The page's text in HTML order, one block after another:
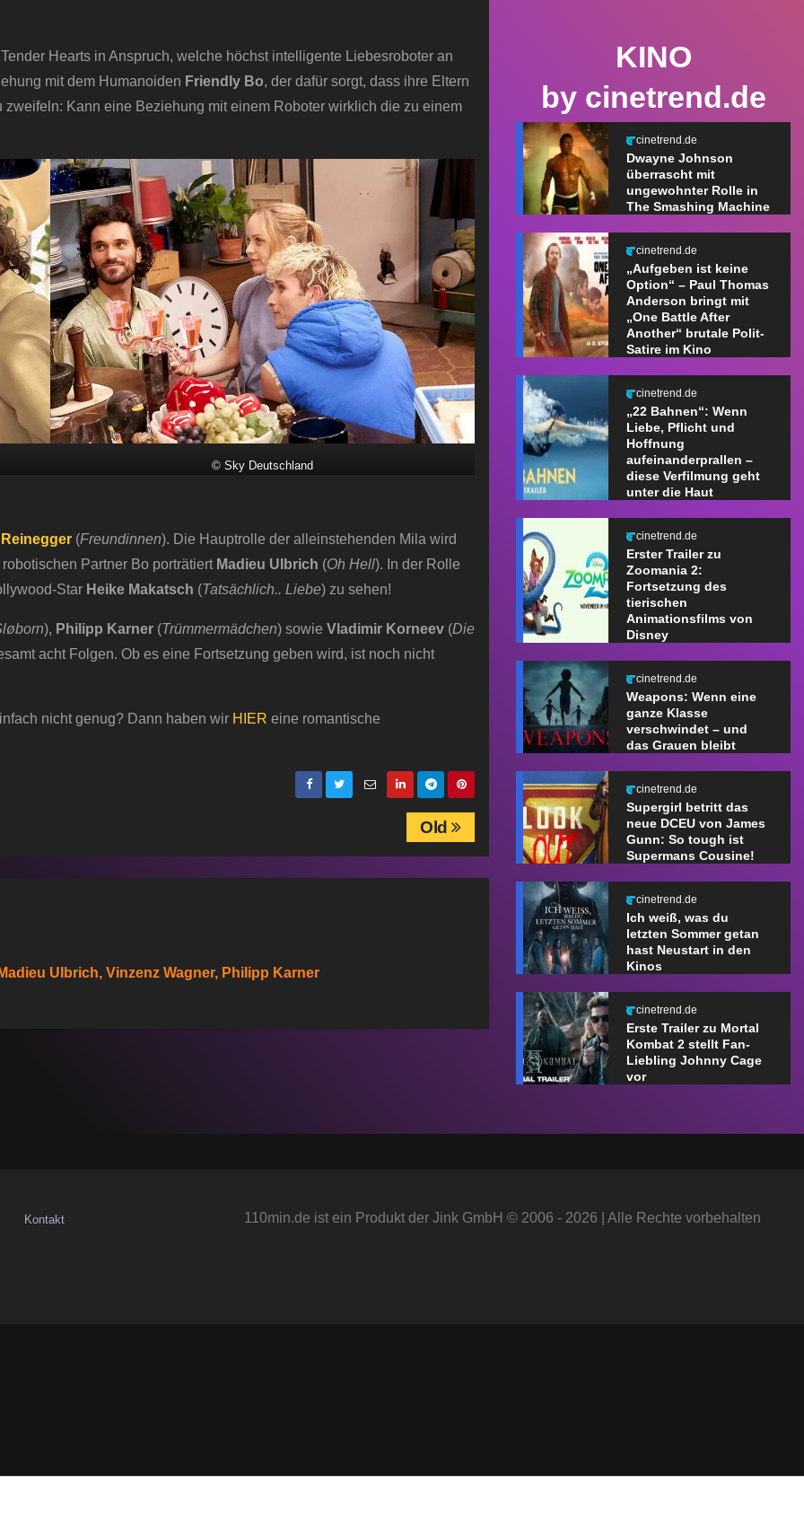
Hearts in Anspruch, welche höchst intelligente Liebesroboter an
mit dem Humanoiden Friendly Bo, der dafür sorgt, dass ihre Eltern
Kann eine Beziehung mit einem Roboter wirklich die zu einem
© Sky Deutschland
(Freundinnen). Die Hauptrolle der alleinstehenden Mila wird
Partner Bo porträtiert Madieu Ulbrich (Oh Hell). In der Rolle
Star Heike Makatsch (Tatsächlich.. Liebe) zu sehen!
), Philipp Karner (Trümmermädchen) sowie Vladimir Korneev (Die
acht Folgen. Ob es eine Fortsetzung geben wird, ist noch nicht
nicht genug? Dann haben wir HIER eine romantische
Old
Ulbrich, Vinzenz Wagner, Philipp Karner
KINO
by cinetrend.de
cinetrend.de
Dwayne Johnson
überrascht mit
ungewohnter Rolle in
The Smashing Machine
cinetrend.de
„Aufgeben ist keine
Option“ – Paul Thomas
Anderson bringt mit
„One Battle After
Another“ brutale Polit-
Satire im Kino
cinetrend.de
„22 Bahnen“: Wenn
Liebe, Pflicht und
Hoffnung
aufeinanderprallen –
diese Verfilmung geht
unter die Haut
cinetrend.de
Erster Trailer zu
Zoomania 2:
Fortsetzung des
tierischen
Animationsfilms von
Disney
cinetrend.de
Weapons: Wenn eine
ganze Klasse
verschwindet – und
das Grauen bleibt
cinetrend.de
Supergirl betritt das
neue DCEU von James
Gunn: So tough ist
Supermans Cousine!
cinetrend.de
Ich weiß, was du
letzten Sommer getan
hast Neustart in den
Kinos
cinetrend.de
Erste Trailer zu Mortal
Kombat 2 stellt Fan-
Liebling Johnny Cage
vor
Kontakt 110min.de ist ein Produkt der Jink GmbH © 2006 - 2026 | Alle Rechte vorbehalten